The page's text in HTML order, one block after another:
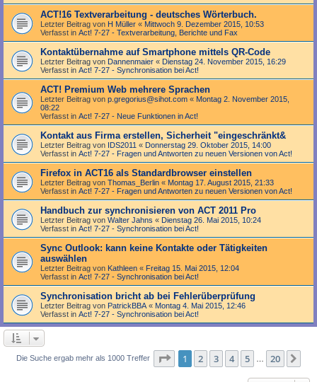
ACT!16 Textverarbeitung - deutsches Wörterbuch.
Letzter Beitrag von H Müller « Mittwoch 9. Dezember 2015, 10:53
Verfasst in Act! 7-27 - Text­­ver­arbei­tung, Berichte und Fax
Kontaktübernahme auf Smartphone mittels QR-Code
Letzter Beitrag von Dannenmaier « Dienstag 24. November 2015, 16:29
Verfasst in Act! 7-27 - Synchronisation bei Act!
ACT! Premium Web mehrere Sprachen
Letzter Beitrag von p.gregorius@sihot.com « Montag 2. November 2015,
08:22
Verfasst in Act! 7-27 - Neue Funktionen in Act!
Kontakt aus Firma erstellen, Sicherheit "eingeschränkt&
Letzter Beitrag von IDS2011 « Donnerstag 29. Oktober 2015, 14:00
Verfasst in Act! 7-27 - Fragen und Antworten zu neuen Versionen von Act!
Firefox in ACT16 als Standardbrowser einstellen
Letzter Beitrag von Thomas_Berlin « Montag 17. August 2015, 21:33
Verfasst in Act! 7-27 - Fragen und Antworten zu neuen Versionen von Act!
Handbuch zur synchronisieren von ACT 2011 Pro
Letzter Beitrag von Walter Jahns « Dienstag 26. Mai 2015, 10:24
Verfasst in Act! 7-27 - Synchronisation bei Act!
Sync Outlook: kann keine Kontakte oder Tätigkeiten
auswählen
Letzter Beitrag von Kathleen « Freitag 15. Mai 2015, 12:04
Verfasst in Act! 7-27 - Synchronisation bei Act!
Synchronisation bricht ab bei Fehlerüberprüfung
Letzter Beitrag von PatrickBBA « Montag 4. Mai 2015, 12:46
Verfasst in Act! 7-27 - Synchronisation bei Act!
Die Suche ergab mehr als 1000 Treffer Seite 1von 20
1 2 3 4 5 20